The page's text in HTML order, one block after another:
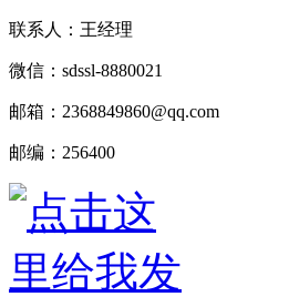
联系人：王经理
微信： sdssl-8880021
邮箱： 2368849860@qq.com
邮编： 256400